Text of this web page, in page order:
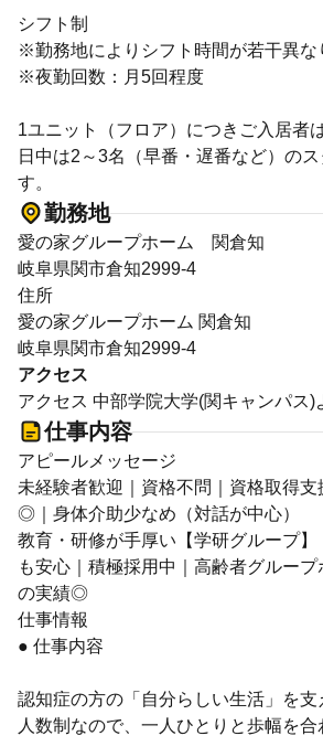
シフト制
※勤務地によりシフト時間が若干異な
※夜勤回数：月5回程度
1ユニット（フロア）につきご入居者
日中は2～3名（早番・遅番など）の
す。
勤務地
愛の家グループホーム 関倉知
岐阜県関市倉知2999-4
住所
愛の家グループホーム 関倉知
岐阜県関市倉知2999-4
アクセス
アクセス 中部学院大学(関キャンパス)
仕事内容
アピールメッセージ
未経験者歓迎｜資格不問｜資格取得
◎｜身体介助少なめ（対話が中心）
教育・研修が手厚い【学研グループ】
も安心｜積極採用中｜高齢者グルー
の実績◎
仕事情報
● 仕事内容
認知症の方の「自分らしい生活」を
人数制なので、一人ひとりと歩幅を